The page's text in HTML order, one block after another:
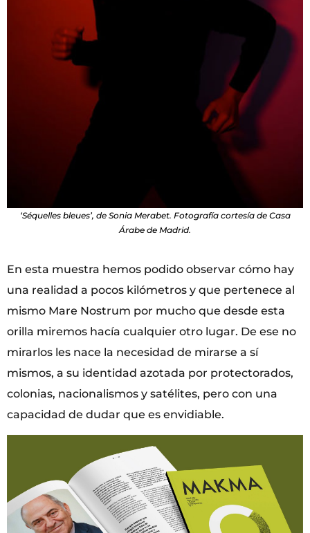
‘Séquelles bleues’, de Sonia Merabet. Fotografía cortesía de Casa
Árabe de Madrid.
En esta muestra hemos podido observar cómo hay
una realidad a pocos kilómetros y que pertenece al
mismo Mare Nostrum por mucho que desde esta
orilla miremos hacía cualquier otro lugar. De ese no
mirarlos les nace la necesidad de mirarse a sí
mismos, a su identidad azotada por protectorados,
colonias, nacionalismos y satélites, pero con una
capacidad de dudar que es envidiable.